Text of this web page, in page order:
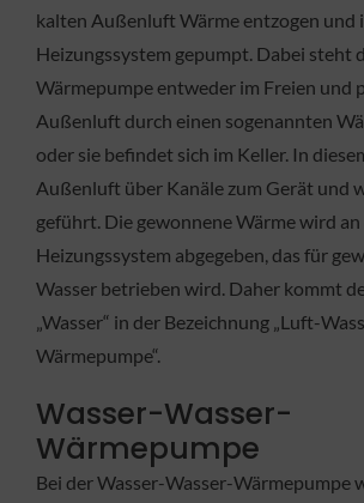
kalten Außenluft Wärme entzogen und
Heizungssystem gepumpt. Dabei steht
Wärmepumpe entweder im Freien und
Außenluft durch einen sogenannten
oder sie befindet sich im Keller. In
Außenluft über Kanäle zum Gerät und
geführt. Die gewonnene Wärme wird an
Heizungssystem abgegeben, das für
Wasser betrieben wird. Daher kommt
„Wasser“ in der Bezeichnung „Luft-
Wärmepumpe“.
Wasser-Wasser-
Wärmepumpe
Bei der Wasser-Wasser-Wärmepumpe